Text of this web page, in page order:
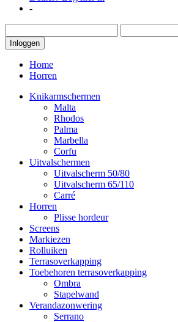
-
Inloggen
Home
Horren
Knikarmschermen
Malta
Rhodos
Palma
Marbella
Corfu
Uitvalschermen
Uitvalscherm 50/80
Uitvalscherm 65/110
Carré
Horren
Plisse hordeur
Screens
Markiezen
Rolluiken
Terrasoverkapping
Toebehoren terrasoverkapping
Ombra
Stapelwand
Verandazonwering
Serrano